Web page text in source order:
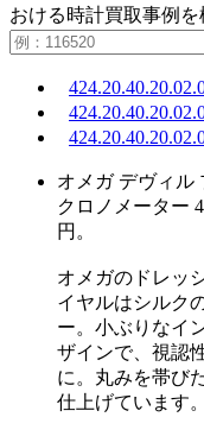
おける時計買取事例を
オメガ デヴィル
クロノメーター
円。
オメガのドレッ
イヤルはシルク
ー。小ぶりなイ
ザインで、視認
に。丸みを帯び
仕上げています。